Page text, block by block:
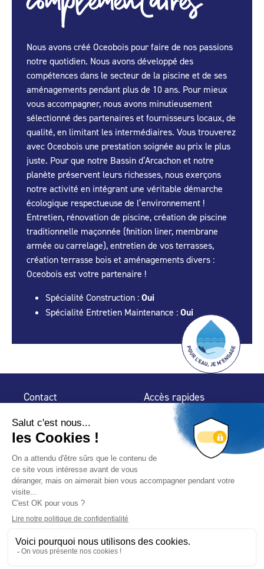
Nous avons créé Oceobois pour faire de nos passions
notre quotidien. Nous avons développé des
compétences dans le secteur de la piscine et de ses
aménagements pendant plus de 10 ans. Pour mieux
vous accompagner, nous avons minutieusement
sélectionné des partenaires et fournisseurs locaux, de
qualité, en limitant les intermédiaires. Vous trouverez
avec Oceobois une prestation soignée au prix le plus
juste. Pour que notre Bassin d’Arcachon et notre
planète préservent leurs richesses, nous exerçons
notre activité en intégrant une véritable démarche
écologique respectueuse de l’environnement !
Entretien, rénovation de piscine, création de piscine
traditionnelle maçonnée (finition liner, membrane
armée ou carrelage), entretien de vos terrasses,
création terrasse bois et aménagements divers :
Oceobois est votre partenaire !
Spécialité Construction : Oui
Spécialité Entretien Maintenance : Oui
Contact
32 rue de Mogador
75 009 Paris
Accès rapides
Espace Presse
Trouver un
professionnel
Nous suivre